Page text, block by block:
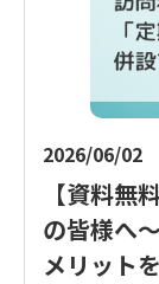
2026/06/02
【資料無
の皆様へ
メリット